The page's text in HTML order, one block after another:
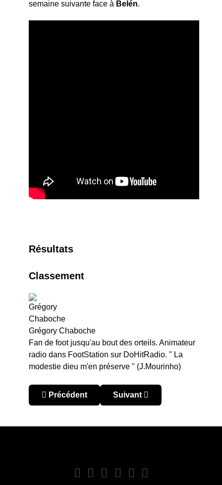
semaine suivante face à Belén.
Résultats
Classement
Grégory Chaboche
Fan de foot jusqu'au bout des orteils. Animateur
radio dans FootStation sur DoHitRadio. " La
modestie dieu m'en préserve " (J.Mourinho)
Article précédent : Costa Rica - Invierno 2016 :
Précédent Article suivant : Costa Rica
Suivant